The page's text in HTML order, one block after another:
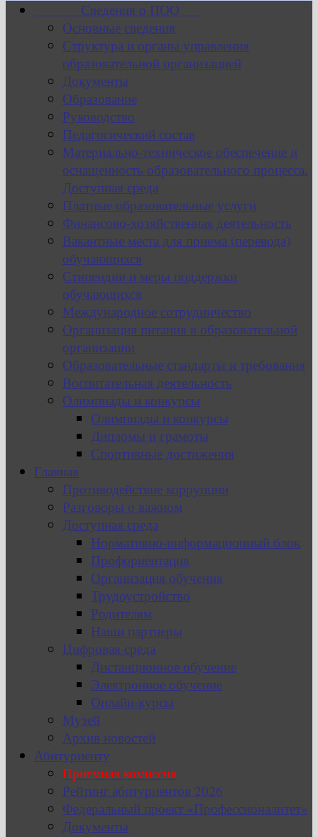
Сведения о ПОО
Основные сведения
Структура и органы управления
образовательной организацией
Документы
Образование
Руководство
Педагогический состав
Материально-техническое обеспечение и
оснащенность образовательного процесса.
Доступная среда
Платные образовательные услуги
Финансово-хозяйственная деятельность
Вакантные места для приема (перевода)
обучающихся
Стипендии и меры поддержки
обучающихся
Международное сотрудничество
Организация питания в образовательной
организации
Образовательные стандарты и требования
Воспитательная деятельность
Олимпиады и конкурсы
Олимпиады и конкурсы
Дипломы и грамоты
Спортивные достижения
Главная
Противодействие коррупции
Разговоры о важном
Доступная среда
Нормативно-информационный блок
Профориентация
Организация обучения
Трудоустройство
Родителям
Наши партнеры
Цифровая среда
Дистанционное обучение
Электронное обучение
Онлайн-курсы
Музей
Архив новостей
Абитуриенту
Приемная комиссия
Рейтинг абитуриентов 2026
Федеральный проект «Профессионалитет»
Документы